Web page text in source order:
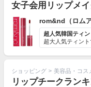
女子会用リップメ
超人気韓国ティ
超大人気ティン
ショッピング > 美容品・コス
リップチークラン